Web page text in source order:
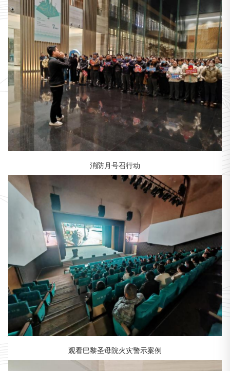
消防月号召行动
观看巴黎圣母院火灾警示案例